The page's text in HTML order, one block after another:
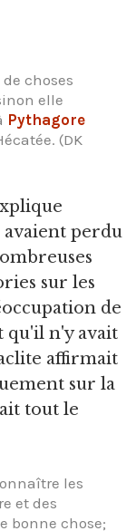
choses
elle
Pythagore
(DK
avaient perdu
sur les
de
qu'il n'y avait
affirmait
sur la
tout le
les
et des
bonne chose;